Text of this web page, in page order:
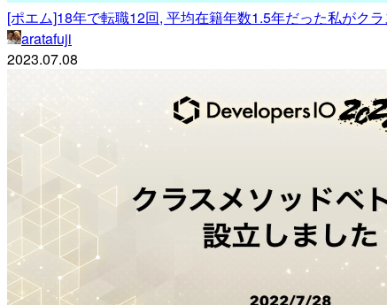
[ポエム]18年で転職12回, 平均在籍年数1.5年だった私がク
aratafuji
2023.07.08